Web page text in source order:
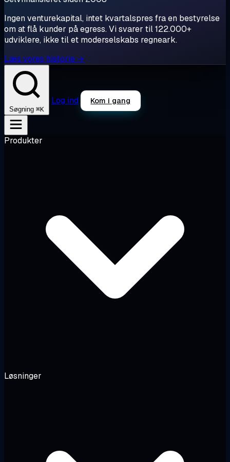
Ingen venturekapital, intet kvartalspres fra en bestyrelse
om at flå kunder på egress. Vi svarer til 122.000+
udviklere, ikke til et moderselskabs regneark.
Læs vores historie →
Søgning ⌘K
Log ind Kom i gang
Produkter
Løsninger